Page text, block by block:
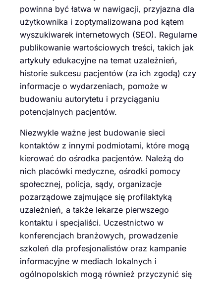
powinna być łatwa w nawigacji, przyjazna dla
użytkownika i zoptymalizowana pod kątem
wyszukiwarek internetowych (SEO). Regularne
publikowanie wartościowych treści, takich jak
artykuły edukacyjne na temat uzależnień,
historie sukcesu pacjentów (za ich zgodą) czy
informacje o wydarzeniach, pomoże w
budowaniu autorytetu i przyciąganiu
potencjalnych pacjentów.
Niezwykle ważne jest budowanie sieci
kontaktów z innymi podmiotami, które mogą
kierować do ośrodka pacjentów. Należą do
nich placówki medyczne, ośrodki pomocy
społecznej, policja, sądy, organizacje
pozarządowe zajmujące się profilaktyką
uzależnień, a także lekarze pierwszego
kontaktu i specjaliści. Uczestnictwo w
konferencjach branżowych, prowadzenie
szkoleń dla profesjonalistów oraz kampanie
informacyjne w mediach lokalnych i
ogólnopolskich mogą również przyczynić się